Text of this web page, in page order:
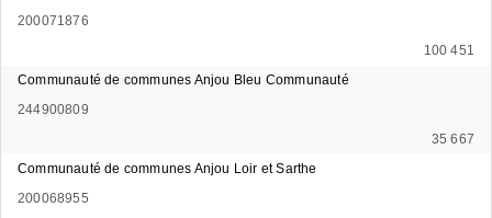
200071876
100 451
Communauté de communes Anjou Bleu Communauté
244900809
35 667
Communauté de communes Anjou Loir et Sarthe
200068955